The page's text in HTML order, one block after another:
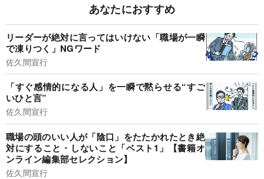
あなたにおすすめ
リーダーが絶対に言ってはいけない「職場が一瞬
で凍りつく」NGワード
佐久間宣行
「すぐ感情的になる人」を一瞬で黙らせる“すご
いひと言”
佐久間宣行
職場の頭のいい人が「陰口」をたたかれたとき絶
対にすること・しないこと「ベスト1」【書籍オ
ンライン編集部セレクション】
佐久間宣行